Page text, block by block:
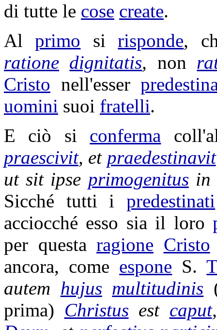
di tutte le cose create.
Alprimo sirisponde,
ratione dignitatis, non
Cristo nell'esser
uomini suoi fratelli.
E ciò si conferma
praescivit, et praedestinavit
ut sit ipse primogenitus
Sicché tutti ipredestinati
acciocché esso sia il loro
per questaragione Cristo
ancora, come espone S.
autem hujus multitudinis
prima) Christus est caput